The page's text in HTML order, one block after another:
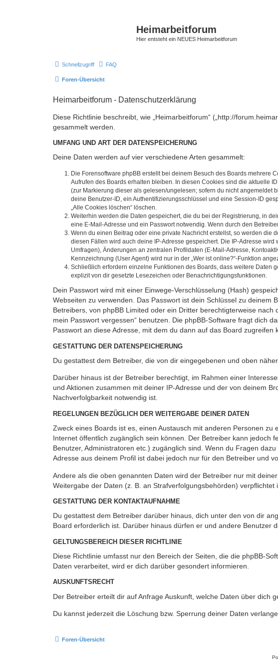
Heimarbeitforum
Hier entsteht ein NEUES Heimarbeitforum
Schnellzugriff FAQ
Foren-Übersicht
Heimarbeitforum - Datenschutzerklärung
Diese Richtlinie beschreibt, wie „Heimarbeitforum“ („http://
gesammelt werden.
UMFANG UND ART DER DATENSPEICHERUNG
Deine Daten werden auf vier verschiedene Arten gesammelt:
Die Forensoftware phpBB erstellt bei deinem Besuch des Boards mehrere
Aufrufen des Boards erhalten bleiben. In diesen Cookies sind die aktuelle
(zur Markierung dieser als gelesen/ungelesen; sofern du nicht angemeldet
deine Benutzer-ID, ein Authentifizierungsschlüssel und eine Session-ID
„Alle Cookies löschen“ löschen.
Weiterhin werden die Daten gespeichert, die du bei der Registrierung, in
eine E-Mail-Adresse und ein Passwort notwendig. Wenn durch den
Wenn du einen Beitrag oder eine private Nachricht erstellst, so werden die
diesen Fällen wird auch deine IP-Adresse gespeichert. Die IP-Adresse
Umfragen), Änderungen an zentralen Profildaten (E-Mail-Adresse,
Kennzeichnung (User Agent) wird nur in der „Wer ist online?“-Funktion
Schließlich erfordern einzelne Funktionen des Boards, dass weitere Daten
explizit von dir gesetzte Lesezeichen oder Benachrichtigungsfunktionen.
Dein Passwort wird mit einer Einwege-Verschlüsselung (Hash)
Webseiten zu verwenden. Das Passwort ist dein Schlüssel zu
Betreibers, von phpBB Limited oder ein Dritter berechtigterweise
mein Passwort vergessen“ benutzen. Die phpBB-Software fragt dich
Passwort an diese Adresse, mit dem du dann auf das Board zugreifen
GESTATTUNG DER DATENSPEICHERUNG
Du gestattest dem Betreiber, die von dir eingegebenen und oben
Darüber hinaus ist der Betreiber berechtigt, im Rahmen einer
und Aktionen zusammen mit deiner IP-Adresse und der von deinem
Nachverfolgbarkeit notwendig ist.
REGELUNGEN BEZÜGLICH DER WEITERGABE DEINER DATEN
Zweck eines Boards ist es, einen Austausch mit anderen Personen
Internet öffentlich zugänglich sein können. Der Betreiber kann
Benutzer, Administratoren etc.) zugänglich sind. Wenn du Fragen
Adresse aus deinem Profil ist dabei jedoch nur für den Betreiber und
Andere als die oben genannten Daten wird der Betreiber nur mit
Weitergabe der Daten (z. B. an Strafverfolgungsbehörden)
GESTATTUNG DER KONTAKTAUFNAHME
Du gestattest dem Betreiber darüber hinaus, dich unter den von dir
Board erforderlich ist. Darüber hinaus dürfen er und andere Benutzer
GELTUNGSBEREICH DIESER RICHTLINIE
Diese Richtlinie umfasst nur den Bereich der Seiten, die die phpBB-
Daten verarbeitet, wird er dich darüber gesondert informieren.
AUSKUNFTSRECHT
Der Betreiber erteilt dir auf Anfrage Auskunft, welche Daten über dich
Du kannst jederzeit die Löschung bzw. Sperrung deiner Daten
Foren-Übersicht